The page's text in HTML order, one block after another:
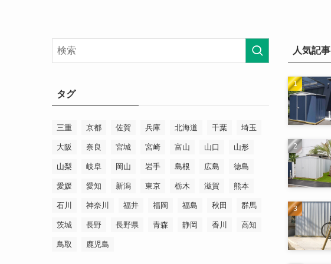
タグ
三重 京都 佐賀 兵庫 北海道 千葉 埼玉
大阪 奈良 宮城 宮崎 富山 山口 山形
山梨 岐阜 岡山 岩手 島根 広島 徳島
愛媛 愛知 新潟 東京 栃木 滋賀 熊本
石川 神奈川 福井 福岡 福島 秋田 群馬
茨城 長野 長野県 青森 静岡 香川 高知
鳥取 鹿児島
人気記事